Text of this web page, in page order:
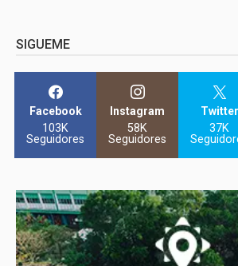
SIGUEME
Facebook
103K
Seguidores
Instagram
58K
Seguidores
Twitter
37K